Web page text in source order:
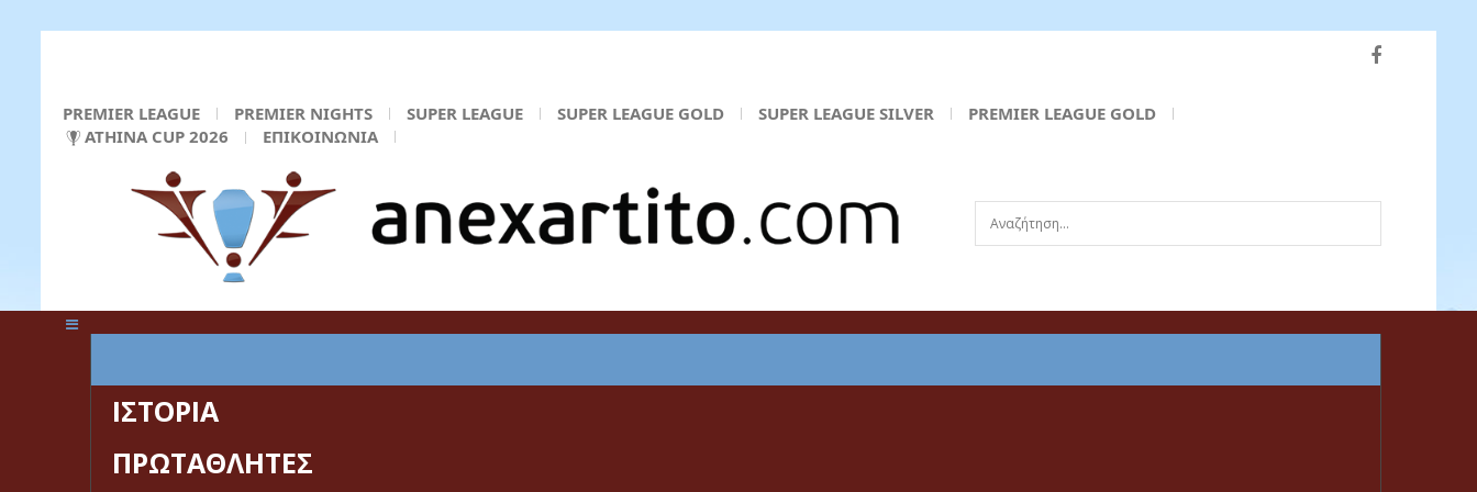
PREMIER LEAGUE PREMIER NIGHTS SUPER LEAGUE SUPER LEAGUE GOLD SUPER LEAGUE SILVER
PREMIER LEAGUE GOLD
ATHINA CUP 2026
ΕΠΙΚΟΙΝΩΝΙΑ
Αναζήτηση...
ΙΣΤΟΡΙΑ
ΠΡΩΤΑΘΛΗΤΕΣ